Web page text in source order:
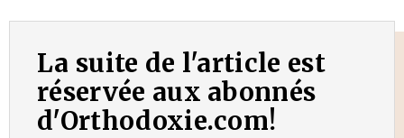
La suite de l'article est
réservée aux abonnés
d'Orthodoxie.com!